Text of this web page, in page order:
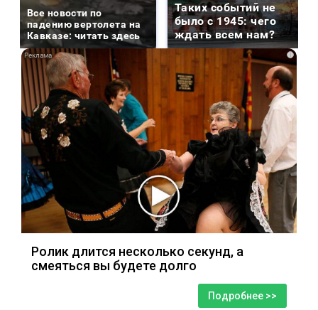
Все новости по
падению вертолета на
Кавказе: читать здесь
Таких событий не
было с 1945: чего
ждать всем нам?
i
Ролик длится несколько секунд, а
смеяться вы будете долго
Подробнее >>